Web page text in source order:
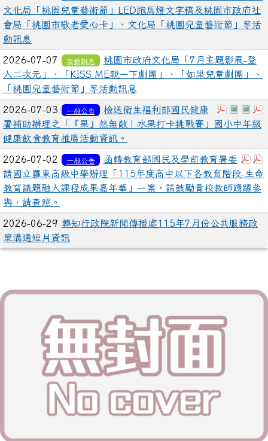
文化局「桃園兒童藝術節」LED跑馬燈文字稿及桃園市政府社
會局「桃園市敬老愛心卡」、文化局「桃園兒童藝術節」等活
動訊息
2026-07-07 活動訊息
桃園市政府文化局「7月主題影展-登
入二次元」、「KISS ME親一下劇團」、「如果兒童劇團」、
「桃園兒童藝術節」等活動訊息
下載：
於彈
於
2026-07-03 一般公告
檢送衛生福利部國民健康
署補助辦理之「『果』然無敵！水果打卡挑戰賽」國小中年級
健康飲食教育推廣活動資訊。
下
2026-07-02 一般公告
函轉教育部國民及學前教育署委
請國立羅東高級中學辦理「115年度高中以下各教育階段-生命
教育議題融入課程成果嘉年華」一案，請鼓勵貴校教師踴躍參
與，請查照。
2026-06-29 轉知行政院新聞傳播處115年7月份公共服務政
策溝通短片資訊